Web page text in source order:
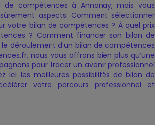
de compétences à Annonay, mais vous
aspects. Comment sélectionner
votre bilan de compétences ? À quel prix
? Comment financer son bilan de
déroulement d’un bilan de compétences
nous vous offrons bien plus qu’une
pour tracer un avenir professionnel
ici les meilleures possibilités de bilan de
votre parcours professionnel et